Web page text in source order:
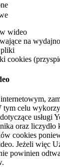
wideo
na
pliki
cookies
tym celu
usługi
oraz
cookies
Jeżeli więc
powinien